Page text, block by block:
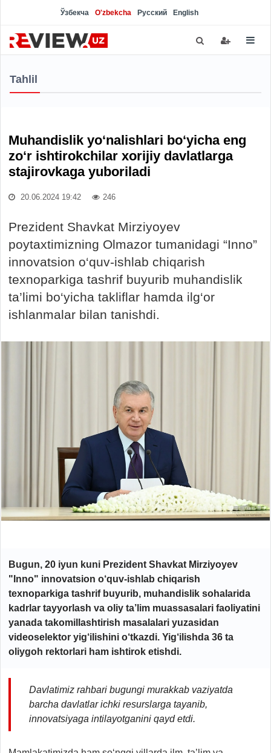
Ўзбекча O'zbekcha Русский English
Tahlil
Muhandislik yo‘nalishlari bo‘yicha eng
zo‘r ishtirokchilar xorijiy davlatlarga
stajirovkaga yuboriladi
20.06.2024 19:42 246
Prezident Shavkat Mirziyoyev
poytaxtimizning Olmazor tumanidagi “Inno”
innovatsion o‘quv-ishlab chiqarish
texnoparkiga tashrif buyurib muhandislik
ta’limi bo‘yicha takliflar hamda ilg‘or
ishlanmalar bilan tanishdi.
Bugun, 20 iyun kuni Prezident Shavkat Mirziyoyev
"Inno" innovatsion o‘quv-ishlab chiqarish
texnoparkiga tashrif buyurib, muhandislik sohalarida
kadrlar tayyorlash va oliy ta’lim muassasalari faoliyatini
yanada takomillashtirish masalalari yuzasidan
videoselektor yig‘ilishini o‘tkazdi. Yig‘ilishda 36 ta
oliygoh rektorlari ham ishtirok etishdi.
Davlatimiz rahbari bugungi murakkab vaziyatda
barcha davlatlar ichki resurslarga tayanib,
innovatsiyaga intilayotganini qayd etdi.